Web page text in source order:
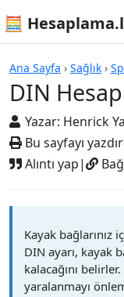
🧮
Ana Sayfa › Sağlık ›
DIN
Yazar: Henrick
Bu sayfayı yazdır
Alıntı yap|
Hesap
Kayak bağlarınız
DIN ayarı, kayak
kalacağını
yaralanmayı